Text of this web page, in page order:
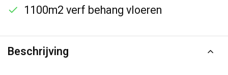
1100m2 verf behang vloeren
Beschrijving